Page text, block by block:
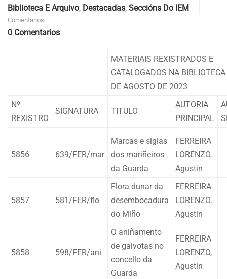
Biblioteca E Arquivo, Destacadas, Seccións Do IEM
Comentarios
0 Comentarios
MATERIAIS REXISTRADOS E
CATALOGADOS NA
DE AGOSTO DE 2023
Nº
REXISTRO
SIGNATURA TITULO
AUTORIA
PRINCIPAL
5856 639/FER/mar
Marcas e siglas
dos mariñeiros
da Guarda
FERREIRA
LORENZO,
Agustin
5857 581/FER/flo
Flora dunar da
desembocadura
do Miño
FERREIRA
LORENZO,
Agustin
5858 598/FER/ani
O aniñamento
de gaivotas no
concello da
Guarda
FERREIRA
LORENZO,
Agustin